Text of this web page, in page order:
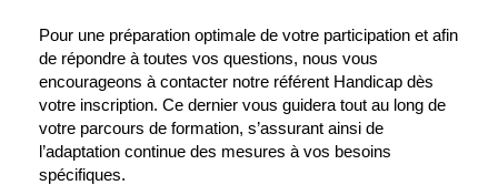
Pour une préparation optimale de votre participation et afin
de répondre à toutes vos questions, nous vous
encourageons à contacter notre référent Handicap dès
votre inscription. Ce dernier vous guidera tout au long de
votre parcours de formation, s’assurant ainsi de
l’adaptation continue des mesures à vos besoins
spécifiques.